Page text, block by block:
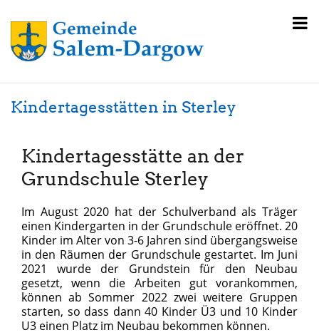
Kindertagesstätten in Sterley
Kindertagesstätte an der
Grundschule Sterley
Im August 2020 hat der Schulverband als Träger
einen Kindergarten in der Grundschule eröffnet. 20
Kinder im Alter von 3-6 Jahren sind übergangsweise
in den Räumen der Grundschule gestartet. Im Juni
2021 wurde der Grundstein für den Neubau
gesetzt, wenn die Arbeiten gut vorankommen,
können ab Sommer 2022 zwei weitere Gruppen
starten, so dass dann 40 Kinder Ü3 und 10 Kinder
U3 einen Platz im Neubau bekommen können.